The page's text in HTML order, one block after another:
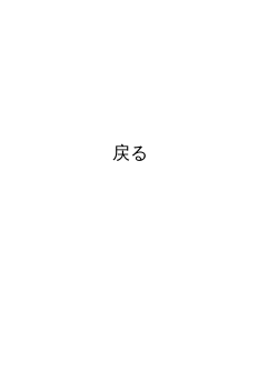
戻る